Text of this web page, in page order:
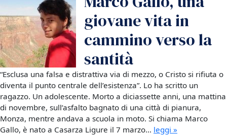
giovane vita in
cammino verso la
santità
“Esclusa una falsa e distrattiva via di mezzo, o Cristo si rifiuta o
diventa il punto centrale dell’esistenza”. Lo ha scritto un
ragazzo. Un adolescente. Morto a diciassette anni, una mattina
di novembre, sull’asfalto bagnato di una città di pianura,
Monza, mentre andava a scuola in moto. Si chiama Marco
Gallo, è nato a Casarza Ligure il 7 marzo… leggi »